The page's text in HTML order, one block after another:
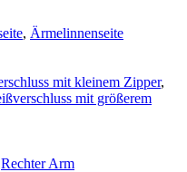
, Ärmelinnenseite
mit kleinem Zipper,
mit größerem
Rechter Arm